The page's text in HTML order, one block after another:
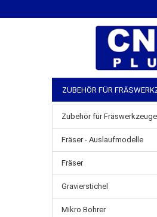
ZUBEHÖR FÜR
SPANNZANGEN & Ü-
MANUELLE WERKZEUGE
Zubehör für Fräswerkzeuge
Fräser - Auslaufmodelle
Fräser
Gravierstichel
Mikro Bohrer